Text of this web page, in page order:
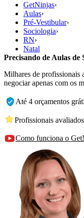
GetNinjas›
Aulas›
Pré-Vestibular›
Sociologia›
RN›
Natal
Precisando de Aulas de
Milhares de profissionais
negociar apenas com os
Até 4 orçamentos
Profissionais avaliados
Como funciona o